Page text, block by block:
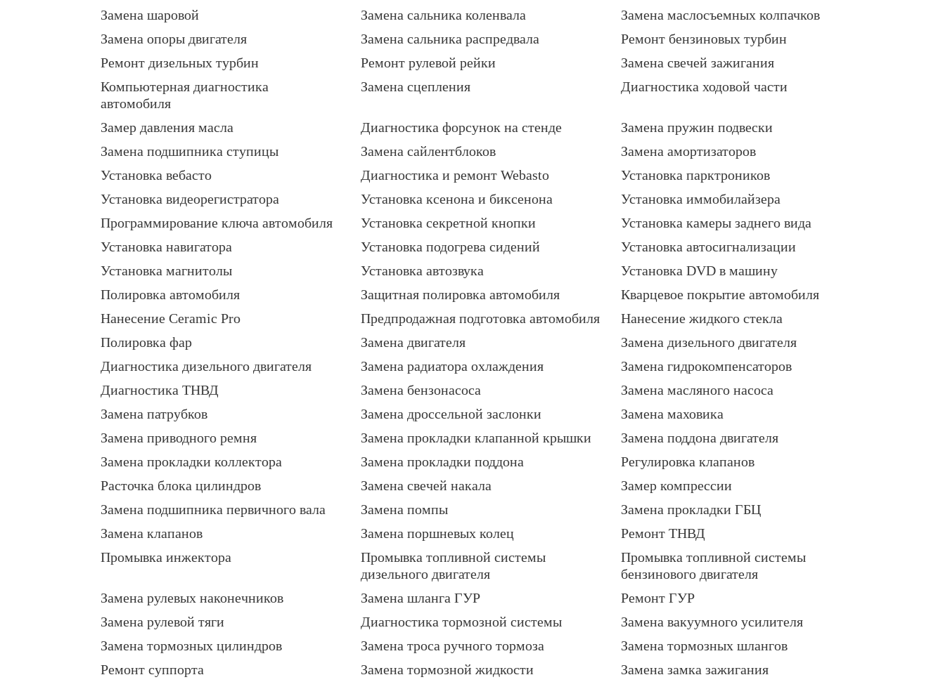
Замена шаровой
Замена сальника коленвала
Замена маслосъемных колпачков
Замена опоры двигателя
Замена сальника распредвала
Ремонт бензиновых турбин
Ремонт дизельных турбин
Ремонт рулевой рейки
Замена свечей зажигания
Компьютерная диагностика
автомобиля
Замена сцепления Диагностика ходовой части
Замер давления масла Диагностика форсунок на стенде
Замена пружин подвески
Замена подшипника ступицы
Замена сайлентблоков
Замена амортизаторов
Установка вебасто
Диагностика и ремонт Webasto
Установка парктроников
Установка видеорегистратора
Установка ксенона и биксенона
Установка иммобилайзера
Программирование ключа автомобиля
Установка секретной кнопки
Установка камеры заднего вида
Установка навигатора
Установка подогрева сидений
Установка автосигнализации
Установка магнитолы
Установка автозвука
Установка DVD в машину
Полировка автомобиля
Защитная полировка автомобиля
Кварцевое покрытие автомобиля
Нанесение Ceramic Pro
Предпродажная подготовка автомобиля
Нанесение жидкого стекла
Полировка фар
Замена двигателя
Замена дизельного двигателя
Диагностика дизельного двигателя
Замена радиатора охлаждения
Замена гидрокомпенсаторов
Диагностика ТНВД
Замена бензонасоса
Замена масляного насоса
Замена патрубков
Замена дроссельной заслонки
Замена маховика
Замена приводного ремня
Замена прокладки клапанной крышки
Замена поддона двигателя
Замена прокладки коллектора
Замена прокладки поддона
Регулировка клапанов
Расточка блока цилиндров
Замена свечей накала
Замер компрессии
Замена подшипника первичного вала
Замена помпы
Замена прокладки ГБЦ
Замена клапанов
Замена поршневых колец
Ремонт ТНВД
Промывка инжектора
Промывка топливной системы
дизельного двигателя
Промывка топливной системы
бензинового двигателя
Замена рулевых наконечников
Замена шланга ГУР
Ремонт ГУР
Замена рулевой тяги
Диагностика тормозной системы
Замена вакуумного усилителя
Замена тормозных цилиндров
Замена троса ручного тормоза
Замена тормозных шлангов
Ремонт суппорта
Замена тормозной жидкости
Замена замка зажигания